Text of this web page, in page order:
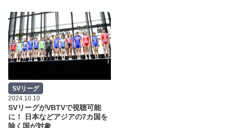
SVリーグ
2024.10.10
SVリーグがVBTVで視聴可能
に！ 日本などアジアの7カ国を
除く国が対象